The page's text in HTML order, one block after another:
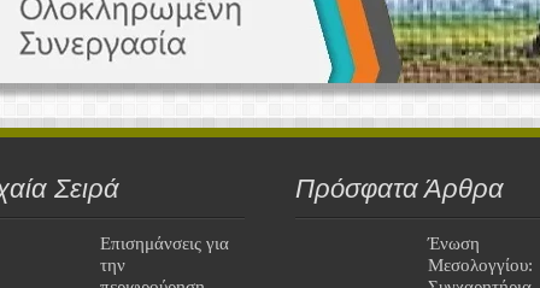
Σειρά
Επισημάνσεις για
την
Πρόσφατα Άρθρα
Ένωση
Μεσολογγίου: